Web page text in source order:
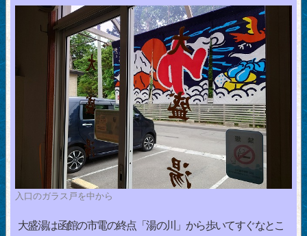
入口のガラス戸を中から
大盛湯は函館の市電の終点「湯の川」から歩いてすぐなとこ